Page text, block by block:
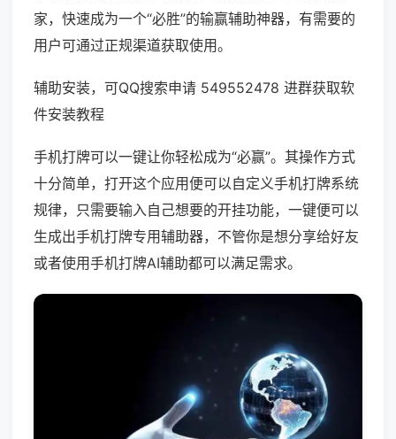
家，快速成为一个“必胜”的输赢辅助神器，有需要的
用户可通过正规渠道获取使用。
辅助安装，可QQ搜索申请 549552478 进群获取软
件安装教程
手机打牌可以一键让你轻松成为“必赢”。其操作方式
十分简单，打开这个应用便可以自定义手机打牌系统
规律，只需要输入自己想要的开挂功能，一键便可以
生成出手机打牌专用辅助器，不管你是想分享给好友
或者使用手机打牌AI辅助都可以满足需求。